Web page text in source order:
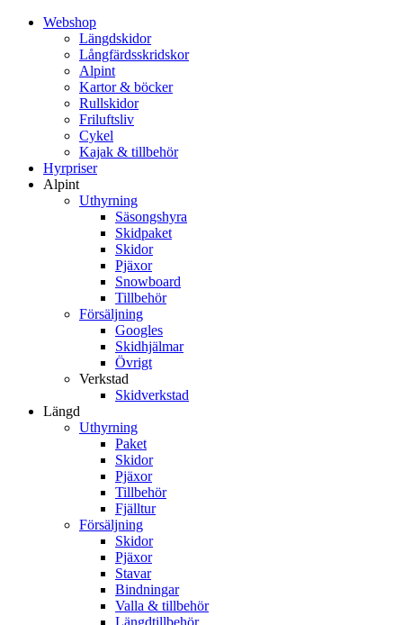
Webshop
Längdskidor
Långfärdsskridskor
Alpint
Kartor & böcker
Rullskidor
Friluftsliv
Cykel
Kajak & tillbehör
Hyrpriser
Alpint
Uthyrning
Säsongshyra
Skidpaket
Skidor
Pjäxor
Snowboard
Tillbehör
Försäljning
Googles
Skidhjälmar
Övrigt
Verkstad
Skidverkstad
Längd
Uthyrning
Paket
Skidor
Pjäxor
Tillbehör
Fjälltur
Försäljning
Skidor
Pjäxor
Stavar
Bindningar
Valla & tillbehör
Längdtillbehör